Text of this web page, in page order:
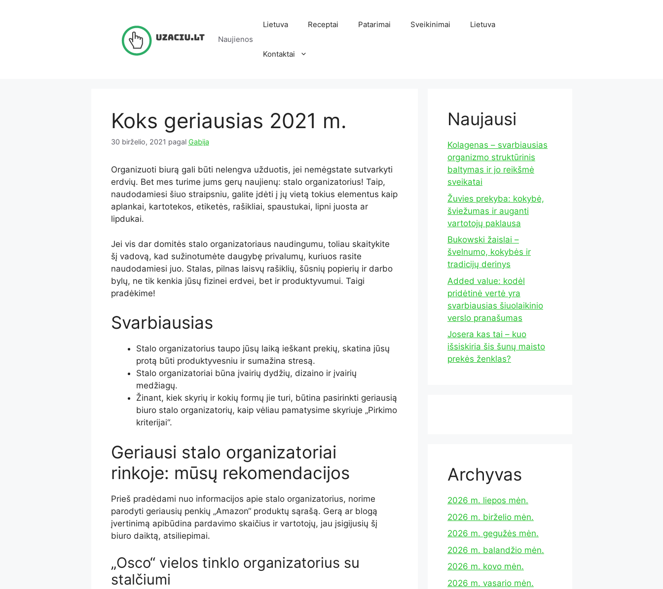
Naujienos
Lietuva Receptai Patarimai Sveikinimai Lietuva
Kontaktai
Koks geriausias 2021 m.
30 birželio, 2021 pagal Gabija
Organizuoti biurą gali būti nelengva užduotis, jei nemėgstate sutvarkyti
erdvių. Bet mes turime jums gerų naujienų: stalo organizatorius! Taip,
naudodamiesi šiuo straipsniu, galite įdėti į jų vietą tokius elementus kaip
aplankai, kartotekos, etiketės, rašikliai, spaustukai, lipni juosta ar
lipdukai.
Jei vis dar domitės stalo organizatoriaus naudingumu, toliau skaitykite
šį vadovą, kad sužinotumėte daugybę privalumų, kuriuos rasite
naudodamiesi juo. Stalas, pilnas laisvų rašiklių, šūsnių popierių ir darbo
bylų, ne tik kenkia jūsų fizinei erdvei, bet ir produktyvumui. Taigi
pradėkime!
Svarbiausias
Stalo organizatorius taupo jūsų laiką ieškant prekių, skatina jūsų
protą būti produktyvesniu ir sumažina stresą.
Stalo organizatoriai būna įvairių dydžių, dizaino ir įvairių
medžiagų.
Žinant, kiek skyrių ir kokių formų jie turi, būtina pasirinkti geriausią
biuro stalo organizatorių, kaip vėliau pamatysime skyriuje „Pirkimo
kriterijai“.
Geriausi stalo organizatoriai
rinkoje: mūsų rekomendacijos
Prieš pradėdami nuo informacijos apie stalo organizatorius, norime
parodyti geriausių penkių „Amazon“ produktų sąrašą. Gerą ar blogą
įvertinimą apibūdina pardavimo skaičius ir vartotojų, jau įsigijusių šį
biuro daiktą, atsiliepimai.
„Osco“ vielos tinklo organizatorius su
stalčiumi
Naujausi
Kolagenas – svarbiausias
organizmo struktūrinis
baltymas ir jo reikšmė
sveikatai
Žuvies prekyba: kokybė,
šviežumas ir auganti
vartotojų paklausa
Bukowski žaislai –
švelnumo, kokybės ir
tradicijų derinys
Added value: kodėl
pridėtinė vertė yra
svarbiausias šiuolaikinio
verslo pranašumas
Josera kas tai – kuo
išsiskiria šis šunų maisto
prekės ženklas?
Archyvas
2026 m. liepos mėn.
2026 m. birželio mėn.
2026 m. gegužės mėn.
2026 m. balandžio mėn.
2026 m. kovo mėn.
2026 m. vasario mėn.